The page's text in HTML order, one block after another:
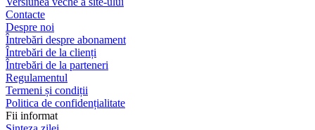
Contacte
Despre noi
Întrebări despre abonament
Întrebări de la clienți
Întrebări de la parteneri
Regulamentul
Termeni și condiții
Politica de confidențialitate
Fii informat